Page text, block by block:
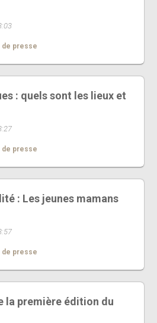
de presse
: quels sont les lieux et
de presse
: Les jeunes mamans
de presse
la première édition du